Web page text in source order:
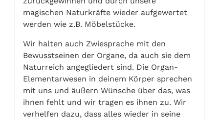
magischen Naturkräfte wieder aufgewertet
werden wie z.B. Möbelstücke.
Wir halten auch Zwiesprache mit den
Bewusstseinen der Organe, da auch sie dem
Naturreich angegliedert sind. Die Organ-
Elementarwesen in deinem Körper sprechen
mit uns und äußern Wünsche über das, was
ihnen fehlt und wir tragen es ihnen zu. Wir
verhelfen dazu, dass alles wieder in seine